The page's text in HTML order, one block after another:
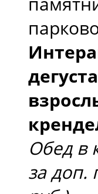
Обед в
за доп.